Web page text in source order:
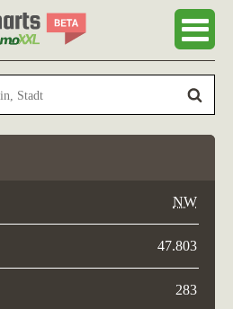
NW
47.803
283